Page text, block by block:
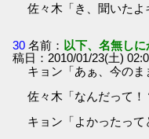
佐々木「き、聞いたよ
30 名前： 以下、名無し
稿日：2010/01/23(土)
キョン「あぁ、今の
佐々木「なんだって
キョン「よかったって